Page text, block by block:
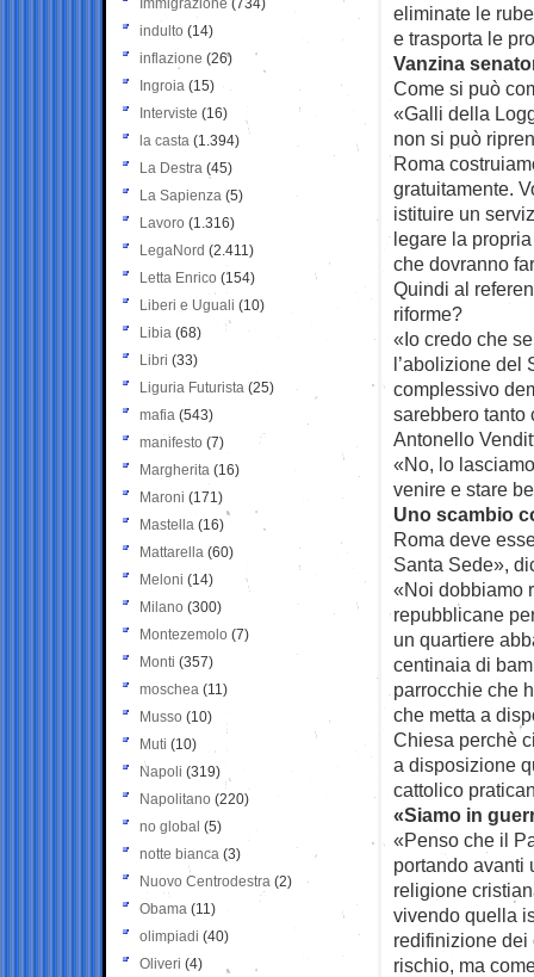
eliminate le
e trasporta le
Vanzina
Come si può
«Galli della
non si può
Roma
gratuitamente.
istituire un
legare la
che dovranno
Quindi al
riforme?
«Io credo che
l’abolizione del
complessivo
sarebbero tanto
Antonello
«No, lo
venire e stare
Uno scambio
Roma deve
Santa Sede»,
«Noi dobbiamo
repubblicane
un quartiere
centinaia di
parrocchie che
che metta a
Chiesa perchè
a disposizione
cattolico
«Siamo in
«Penso che il
portando avanti
religione
vivendo quella
redifinizione
rischio, ma
Immigrazione (734)
indulto (14)
inflazione (26)
Ingroia (15)
Interviste (16)
la casta (1.394)
La Destra (45)
La Sapienza (5)
Lavoro (1.316)
LegaNord (2.411)
Letta Enrico (154)
Liberi e Uguali (10)
Libia (68)
Libri (33)
Liguria Futurista (25)
mafia (543)
manifesto (7)
Margherita (16)
Maroni (171)
Mastella (16)
Mattarella (60)
Meloni (14)
Milano (300)
Montezemolo (7)
Monti (357)
moschea (11)
Musso (10)
Muti (10)
Napoli (319)
Napolitano (220)
no global (5)
notte bianca (3)
Nuovo Centrodestra (2)
Obama (11)
olimpiadi (40)
Oliveri (4)